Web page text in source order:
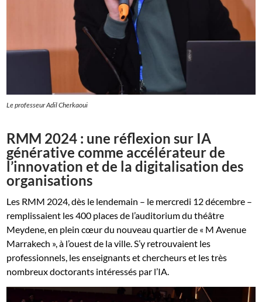
Le professeur Adil Cherkaoui
RMM 2024 : une réflexion sur IA
générative comme accélérateur de
l’innovation et de la digitalisation des
organisations
Les RMM 2024, dès le lendemain – le mercredi 12 décembre –
remplissaient les 400 places de l’auditorium du théâtre
Meydene, en plein cœur du nouveau quartier de « M Avenue
Marrakech », à l’ouest de la ville. S’y retrouvaient les
professionnels, les enseignants et chercheurs et les très
nombreux doctorants intéressés par l’IA.